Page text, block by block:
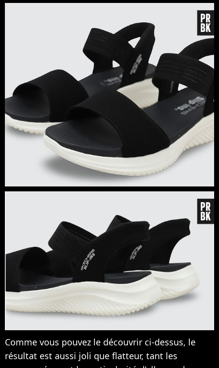
Comme vous pouvez le découvrir ci-dessus, le
résultat est aussi joli que flatteur, tant les